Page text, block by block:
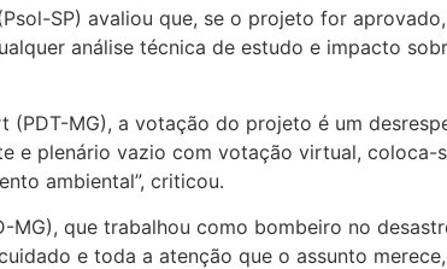
SP) avaliou que, se o projeto for
análise técnica de estudo e impacto
(PDT-MG), a votação do projeto é um
e plenário vazio com votação virtual,
ambiental”, criticou.
MG), que trabalhou como bombeiro no
e toda a atenção que o assunto